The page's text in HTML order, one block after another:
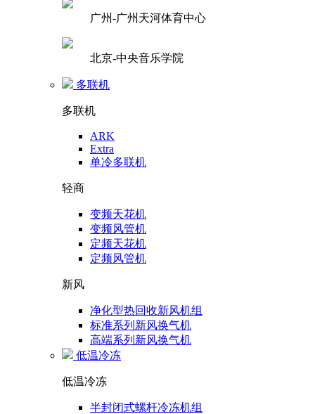
广州-广州天河体育中心
北京-中央音乐学院
多联机
多联机
ARK
Extra
单冷多联机
轻商
变频天花机
变频风管机
定频天花机
定频风管机
新风
净化型热回收新风机组
标准系列新风换气机
高端系列新风换气机
低温冷冻
低温冷冻
半封闭式螺杆冷冻机组